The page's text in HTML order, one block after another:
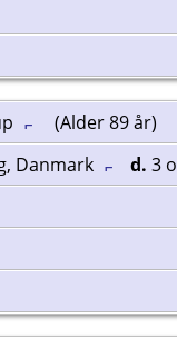
(Alder 89 år)
Danmark d. 3